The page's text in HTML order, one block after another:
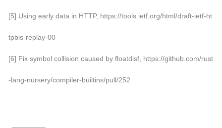
[5] Using early data in HTTP, https://tools.ietf.org/html/draft-ietf-ht
tpbis-replay-00
[6] Fix symbol collision caused by floatdisf, https://github.com/rust
-lang-nursery/compiler-builtins/pull/252